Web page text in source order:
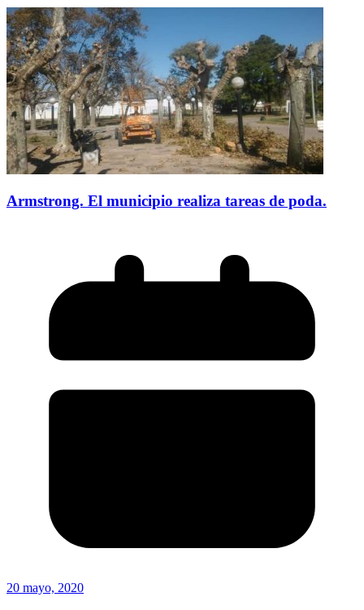
Armstrong. El municipio realiza tareas de poda.
20 mayo, 2020